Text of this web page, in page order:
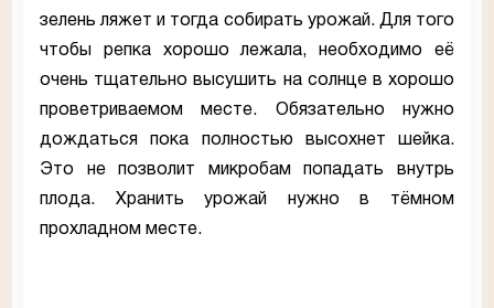
зелень ляжет и тогда собирать урожай. Для того
чтобы репка хорошо лежала, необходимо её
очень тщательно высушить на солнце в хорошо
проветриваемом месте. Обязательно нужно
дождаться пока полностью высохнет шейка.
Это не позволит микробам попадать внутрь
плода. Хранить урожай нужно в тёмном
прохладном месте.